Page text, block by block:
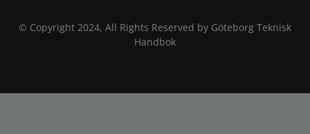
© Copyright 2024, All Rights Reserved by Göteborg Teknisk
Handbok